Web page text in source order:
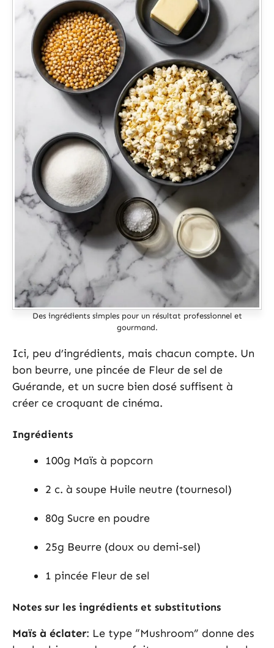
Des ingrédients simples pour un résultat professionnel et
gourmand.
Ici, peu d’ingrédients, mais chacun compte. Un
bon beurre, une pincée de Fleur de sel de
Guérande, et un sucre bien dosé suffisent à
créer ce croquant de cinéma.
Ingrédients
100g Maïs à popcorn
2 c. à soupe Huile neutre (tournesol)
80g Sucre en poudre
25g Beurre (doux ou demi-sel)
1 pincée Fleur de sel
Notes sur les ingrédients et substitutions
Maïs à éclater: Le type “Mushroom” donne des